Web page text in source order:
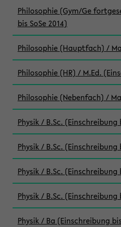
Philosophie (Gym/Ge
bis SoSe 2014)
Philosophie (Hauptfach) /
Philosophie (HR) / M.Ed.
Philosophie (Nebenfach) /
Physik / B.Sc. (Einschreibung
Physik / B.Sc. (Einschreibung
Physik / B.Sc. (Einschreibung
Physik / B.Sc. (Einschreibung
Physik / Ba (Einschreibung